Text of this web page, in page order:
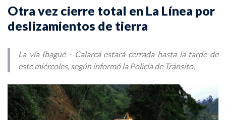
Otra vez cierre total en La Línea por
deslizamientos de tierra
La vía Ibagué - Calarcá estará cerrada hasta la tarde de
este miércoles, según informó la Policía de Tránsito.